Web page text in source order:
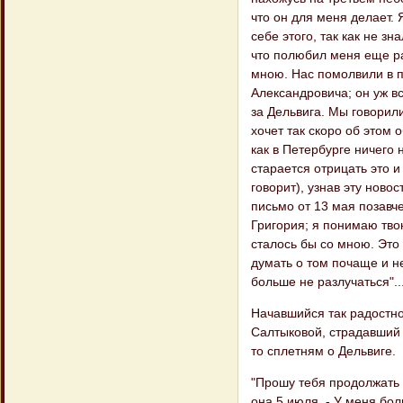
что он для меня делает.
себе этого, так как не
что полюбил меня еще
мною. Нас помолвили в
Александровича; он уж
за Дельвига. Мы
хочет так скоро об этом
как в Петербурге
старается отрицать это
говорит), узнав эту
письмо от 13 мая
Григория; я понимаю
сталось бы со мною. Это
думать о том почаще и
больше не
Начавшийся так
Салтыковой,
то сплетням о Дельвиге.
"Прошу тебя